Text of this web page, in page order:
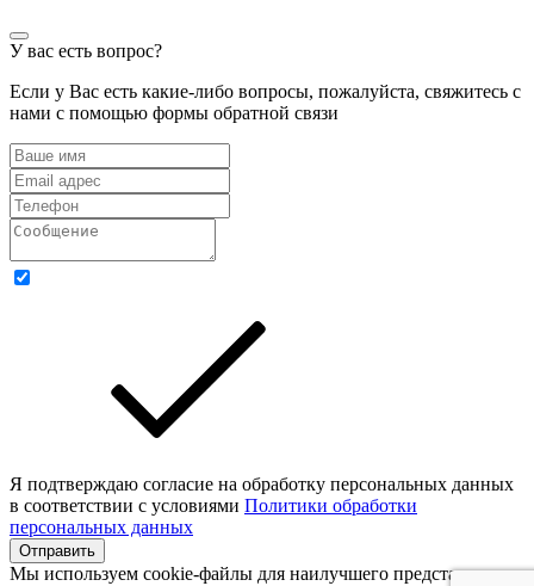
У вас есть вопрос?
Если у Вас есть какие-либо вопросы, пожалуйста, свяжитесь с
нами с помощью формы обратной связи
Я подтверждаю согласие на обработку персональных данных
в соответствии с условиями Политики обработки
персональных данных
Отправить
Мы используем cookie-файлы для наилучшего представления